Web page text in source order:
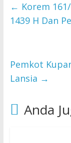
← Korem
1439 H Dan
Pemkot
Lansia →
Anda